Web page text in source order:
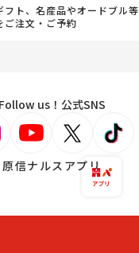
フト、名産品やオードブル等
ご注文・ご予約
Follow us！公式SNS
原信ナルスアプリ